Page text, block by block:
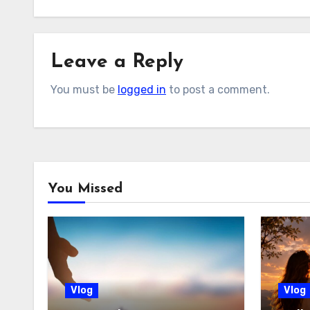
Leave a Reply
You must be logged in to post a comment.
You Missed
Vlog Vlog